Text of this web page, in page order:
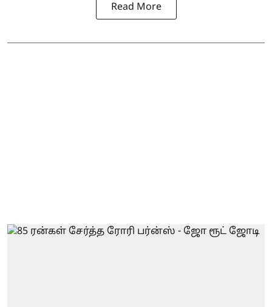
Read More